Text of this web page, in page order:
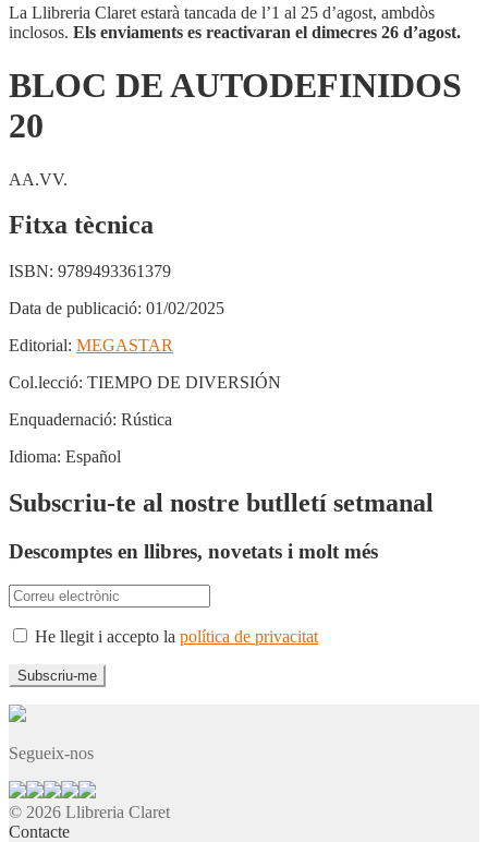
La Llibreria Claret estarà tancada de l’1 al 25 d’agost, ambdòs
inclosos. Els enviaments es reactivaran el dimecres 26 d’agost.
BLOC DE AUTODEFINIDOS
20
AA.VV.
Fitxa tècnica
ISBN: 9789493361379
Data de publicació: 01/02/2025
Editorial: MEGASTAR
Col.lecció: TIEMPO DE DIVERSIÓN
Enquadernació: Rústica
Idioma: Español
Subscriu-te al nostre butlletí setmanal
Descomptes en llibres, novetats i molt més
He llegit i accepto la política de privacitat
Segueix-nos
© 2026 Llibreria Claret
Contacte